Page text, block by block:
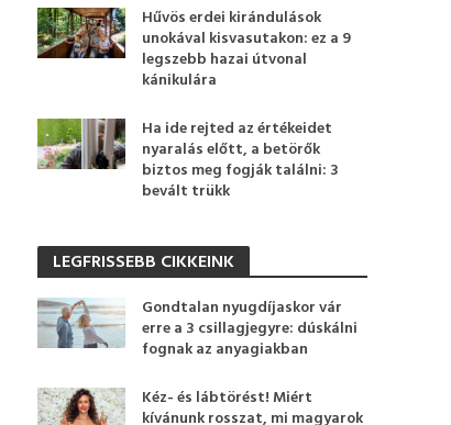
Hűvös erdei kirándulások
unokával kisvasutakon: ez a 9
legszebb hazai útvonal
kánikulára
Ha ide rejted az értékeidet
nyaralás előtt, a betörők
biztos meg fogják találni: 3
bevált trükk
LEGFRISSEBB CIKKEINK
Gondtalan nyugdíjaskor vár
erre a 3 csillagjegyre: dúskálni
fognak az anyagiakban
Kéz- és lábtörést! Miért
kívánunk rosszat, mi magyarok